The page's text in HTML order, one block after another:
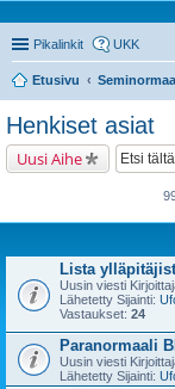
Pikalinkit UKK
Etusivu
Henkiset asiat
Uusi Aihe
Lista
Uusin viesti
Lähetetty Sijainti:
Vastaukset: 24
Paranormaali
Uusin viesti
Lähetetty Sijainti: